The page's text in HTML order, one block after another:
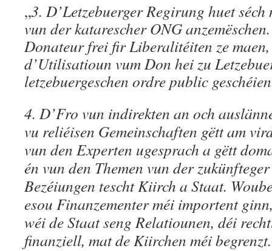
„3. D’Letzebuerger Regirung huet
vun der katarescher ONG
Donateur frei fir Liberalitéiten ze
d’Utilisatioun vum Don hei zu
letzebuergeschen ordre public
4. D’Fro vun indirekten an och
vu reliéisen Gemeinschaften gëtt am
vun den Experten ugesprach a gëtt
én vun den Themen vun der
Bezéiungen tescht Kiirch a Staat.
esou Finanzementer méi importent
wéi de Staat seng Relatiounen, déi
finanziell, mat de Kiirchen méi